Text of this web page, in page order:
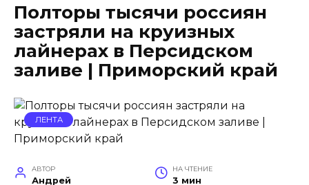
Полторы тысячи россиян
застряли на круизных
лайнерах в Персидском
заливе | Приморский край
ЛЕНТА
АВТОР
Андрей
НА ЧТЕНИЕ
3 мин